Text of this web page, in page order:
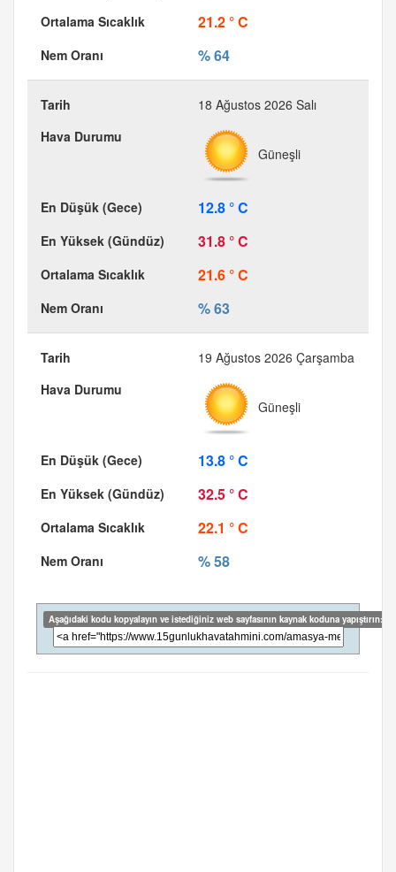
21.2 ° C
% 64
18 Ağustos 2026 Salı
Güneşli
12.8 ° C
31.8 ° C
21.6 ° C
% 63
19 Ağustos 2026 Çarşamba
Güneşli
13.8 ° C
32.5 ° C
22.1 ° C
% 58
Aşağıdaki kodu kopyalayın ve istediğiniz web sayfasının kaynak koduna yapıştırın: